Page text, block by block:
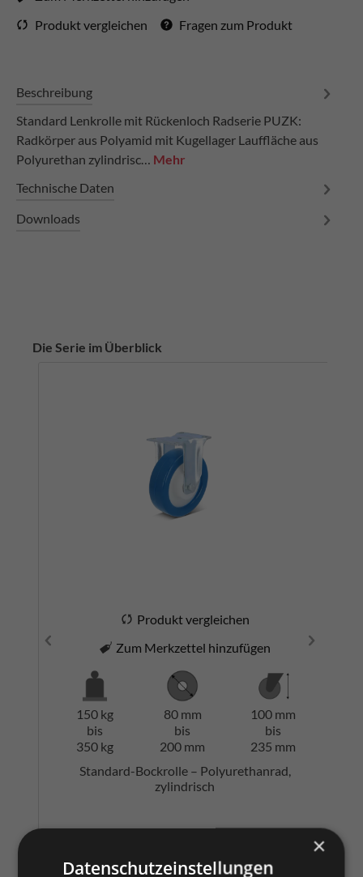
Produkt vergleichen
Fragen zum Produkt
Beschreibung
Standard Lenkrolle mit Rückenloch Radserie PUZK:
Radkörper aus Polyamid mit Kugellager Lauffläche aus
Polyurethan zylindrisc… Mehr
Technische Daten
Downloads
Die Serie im Überblick
Produkt vergleichen
Zum Merkzettel hinzufügen
150 kg
bis
350 kg
80 mm
bis
200 mm
100 mm
bis
235 mm
Standard-Bockrolle – Polyurethanrad,
zylindrisch
×
Datenschutzeinstellungen